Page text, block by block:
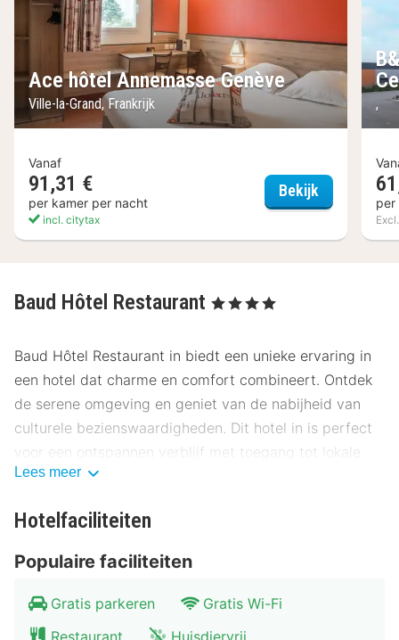
Ace hôtel Annemasse Genève
Ville-la-Grand, Frankrijk
Vanaf
91,31 €
per kamer per nacht
incl. citytax
Bekijk Ace hôtel
,
per
Baud Hôtel Restaurant , 4 Sterren
Baud Hôtel Restaurant in biedt een unieke ervaring in
een hotel dat charme en comfort combineert. Ontdek
de serene omgeving en geniet van de nabijheid van
culturele bezienswaardigheden. Dit hotel in is perfect
voor een ontspannen verblijf met toegang tot lokale
attracties.
Locatie Baud Hôtel Restaurant
strategische locatie, op korte afstand van het centrum.
Geniet van de nabijheid van het levendige stadsplein
en diverse musea. De omgeving is ideaal voor wie wil
Lees meer
Hotelfaciliteiten
Populaire faciliteiten
Gratis parkeren
Gratis Wi-Fi